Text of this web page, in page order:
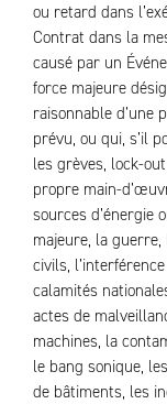
ou retard dans
Contrat dans la
causé par un
force majeure
raisonnable d’une
prévu, ou qui, s’il
les grèves, lock-
propre main-
sources d’énergie
majeure, la
civils,
calamités
actes de
machines, la
le bang sonique,
de bâtiments, les